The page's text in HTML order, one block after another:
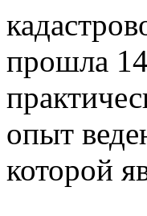
прошла
опыт
которой